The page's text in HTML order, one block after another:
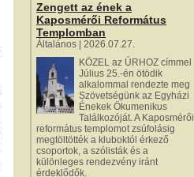
Zengett az ének a
Kaposmérői Református
Templomban
Általános | 2026.07.27.
KÖZEL az ÚRHOZ címmel
Július 25.-én ötödik
alkalommal rendezte meg
Szövetségünk az Egyházi
Énekek Ökumenikus
Találkozóját. A Kaposmérői
református templomot zsúfolásig
megtöltötték a kluboktól érkező
csoportok, a szólisták és a
különleges rendezvény iránt
érdeklődők.